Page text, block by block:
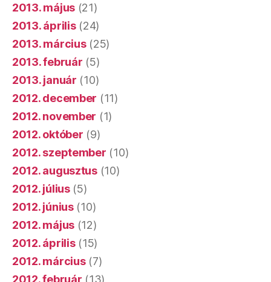
2013. május (21)
2013. április(24)
2013. március(25)
2013. február (5)
2013. január (10)
2012. december (11)
2012. november (1)
2012. október (9)
2012. szeptember (10)
2012. augusztus(10)
2012. július(5)
2012. június(10)
2012. május (12)
2012. április(15)
2012. március(7)
2012. február (13)